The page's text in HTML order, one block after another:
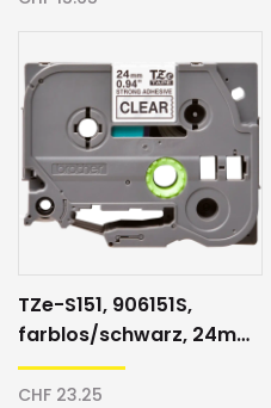
TZe-S151, 906151S,
farblos/schwarz, 24mm,
Schriftband
CHF 23.25